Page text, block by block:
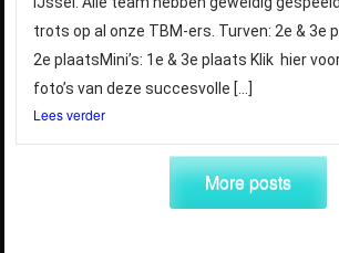
trots op al onze TBM-ers. Turven: 2e & 3e
2e plaatsMini’s: 1e & 3e plaats Klik hier
foto’s van deze succesvolle […]
Lees verder
More posts